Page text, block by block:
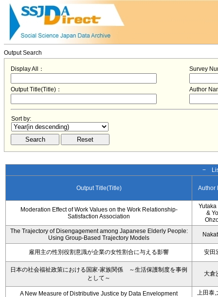
Output Search
Display All： Survey
Output Title(Title)： Author
Sort by:
−
Output Title(Title) Author
Moderation Effect of Work Values on the Work Relationship-
Satisfaction Association
&
The Trajectory of Disengagement among Japanese Elderly People:
Using Group-Based Trajectory Models
雇用主の性別役割意識が企業の女性割合に与える影響 安田
日本の社会福祉政策における国家-家族関係 ～生活保護制度を事例
として～
大倉
A New Measure of Distributive Justice by Data Envelopment
上田泰,